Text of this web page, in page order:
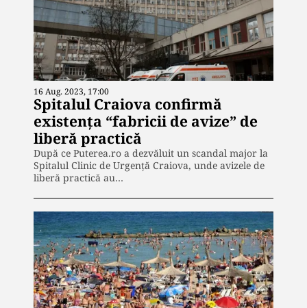
16 Aug. 2023, 17:00
Spitalul Craiova confirmă
existența “fabricii de avize” de
liberă practică
După ce Puterea.ro a dezvăluit un scandal major la
Spitalul Clinic de Urgență Craiova, unde avizele de
liberă practică au…